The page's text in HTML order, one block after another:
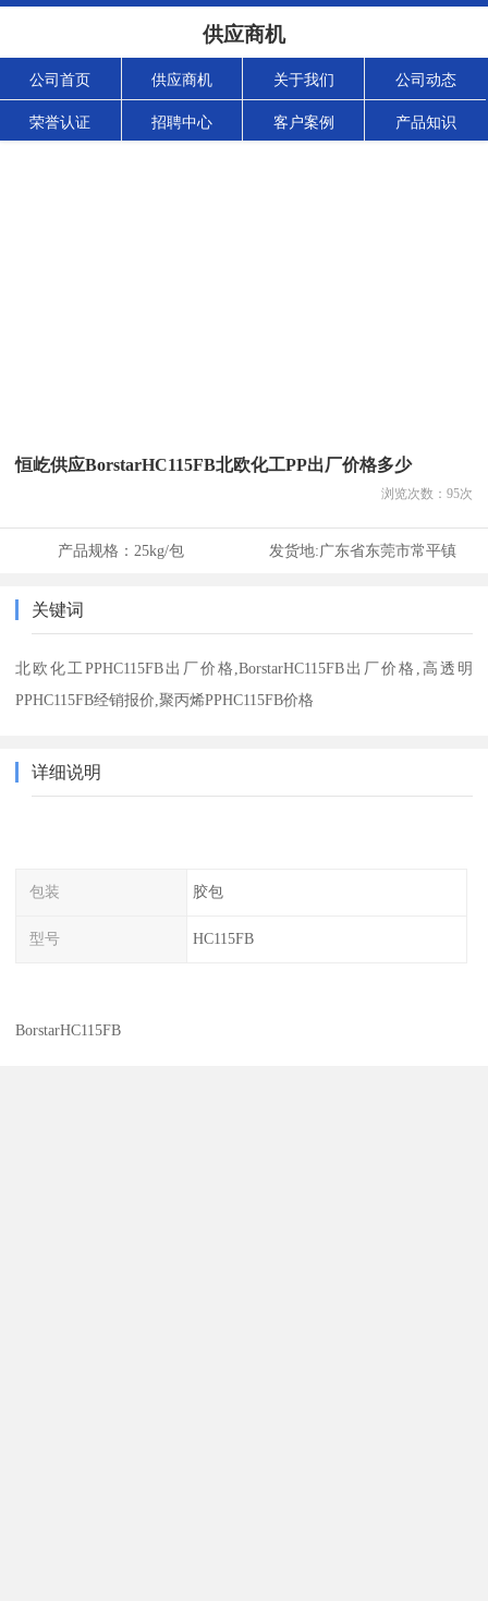
供应商机
公司首页 供应商机 关于我们 公司动态
荣誉认证 招聘中心 客户案例 产品知识
恒屹供应BorstarHC115FB北欧化工PP出厂价格多少
浏览次数： 95次
产品规格： 25kg/包 发货地:广东省东莞市常平镇
关键词
北欧化工PPHC115FB出厂价格,BorstarHC115FB出厂价格,高透明
PPHC115FB经销报价,聚丙烯PPHC115FB价格
详细说明
包装 胶包
型号 HC115FB
BorstarHC115FB